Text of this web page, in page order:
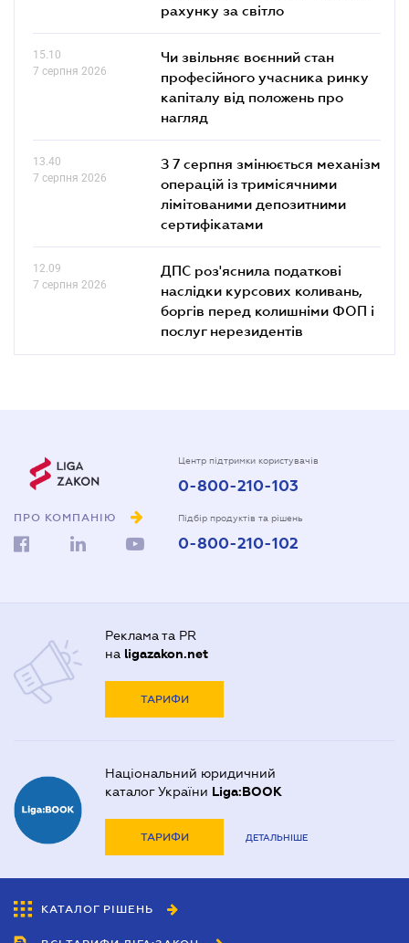
рахунку за світло
15.10
7 серпня 2026
Чи звільняє воєнний стан
професійного учасника ринку
капіталу від положень про
нагляд
13.40
7 серпня 2026
З 7 серпня змінюється механізм
операцій із тримісячними
лімітованими депозитними
сертифікатами
12.09
7 серпня 2026
ДПС роз'яснила податкові
наслідки курсових коливань,
боргів перед колишніми ФОП і
послуг нерезидентів
ПРО КОМПАНІЮ
Центр підтримки користувачів
0-800-210-103
Підбір продуктів та рішень
0-800-210-102
Реклама та PR
на ligazakon.net
ТАРИФИ
Національний юридичний
каталог України Liga:BOOK
ТАРИФИ ДЕТАЛЬНІШЕ
КАТАЛОГ РІШЕНЬ